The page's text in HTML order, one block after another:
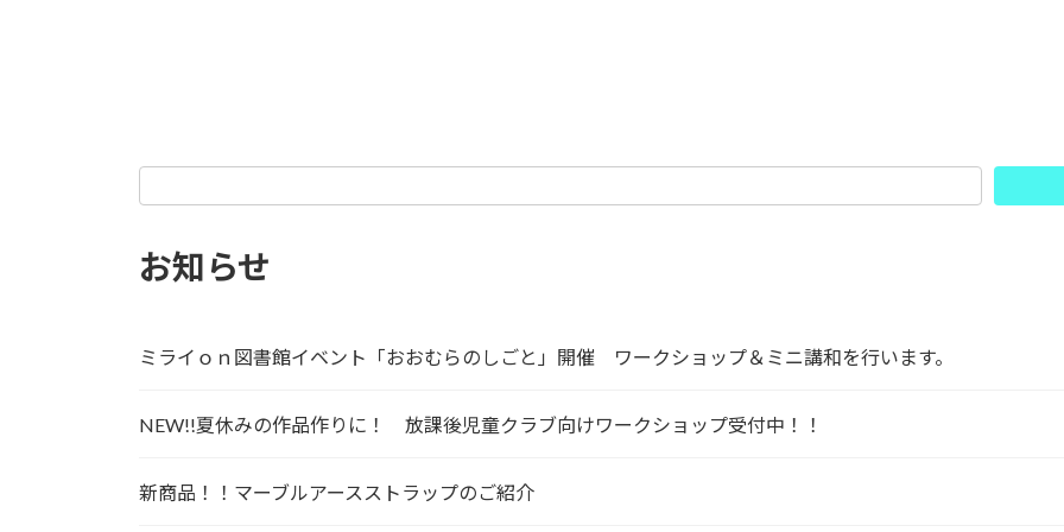
お知らせ
ミライｏｎ図書館イベント「おおむらのしごと」開催 ワークショップ＆ミニ講和を行います。
NEW!!夏休みの作品作りに！ 放課後児童クラブ向けワークショップ受付中！！
新商品！！マーブルアースストラップのご紹介